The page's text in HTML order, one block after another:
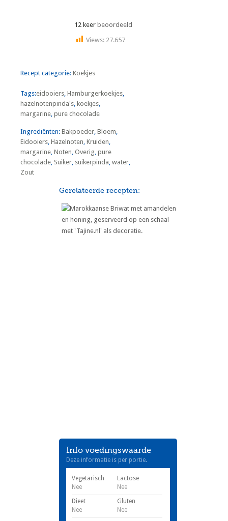
12 keer beoordeeld
Views: 27.657
Recept categorie:Koekjes
Tags:eidooiers ,Hamburgerkoekjes
hazelnotenpinda's koekjes
margarine ,pure chocolade
Ingrediënten:Bakpoeder ,Bloem
Eidooiers ,Hazelnoten ,Kruiden
margarine ,Noten Overig ,pure
chocolade Suiker suikerpinda ,water
Zout
Gerelateerde recepten:
Info voedingswaarde
Deze informatie is per portie.
Vegetarisch
Nee
Lactose
Nee
Dieet
Nee
Gluten
Nee